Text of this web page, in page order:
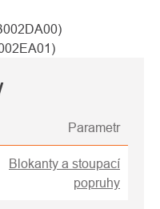
Parametr
Blokanty a stoupací
popruhy